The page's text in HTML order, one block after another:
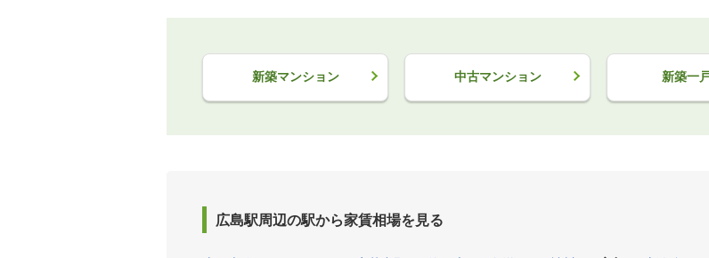
新築マンション 中古マンション 新築一
広島駅周辺の駅から家賃相場を見る